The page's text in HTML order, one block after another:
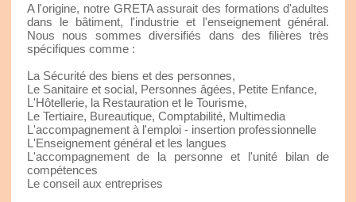
A l'origine, notre GRETA assurait des formations d'adultes
dans le bâtiment, l'industrie et l'enseignement général.
Nous nous sommes diversifiés dans des filières très
spécifiques comme :
La Sécurité des biens et des personnes,
Le Sanitaire et social, Personnes âgées, Petite Enfance,
L'Hôtellerie, la Restauration et le Tourisme,
Le Tertiaire, Bureautique, Comptabilité, Multimedia
L'accompagnement à l'emploi - insertion professionnelle
L'Enseignement général et les langues
L'accompagnement de la personne et l'unité bilan de
compétences
Le conseil aux entreprises